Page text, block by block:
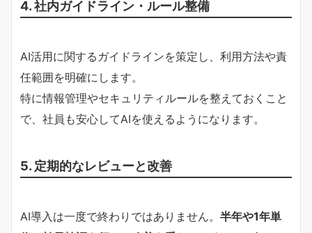
4. 社内ガイドライン・ルール整備
AI活用に関するガイドラインを策定し、利用方法や責
任範囲を明確にします。
特に情報管理やセキュリティルールを整えておくこと
で、社員も安心してAIを使えるようになります。
5. 定期的なレビューと改善
AI導入は一度で終わりではありません。 半年や1年単